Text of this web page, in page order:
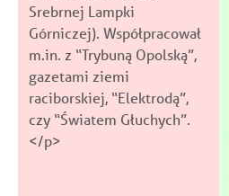
Srebrnej Lampki
Górniczej). Współpracował
m.in. z “Trybuną Opolską”,
gazetami ziemi
raciborskiej, “Elektrodą”,
czy “Światem Głuchych”.
</p>